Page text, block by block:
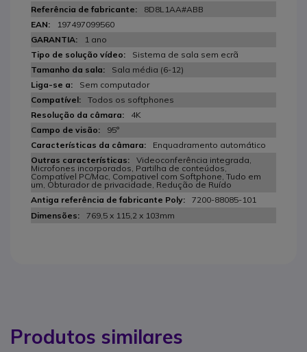
8D8L1AA#ABB
197497099560
1 ano
Sistema de sala sem ecrã
Sala média (6-12)
Sem computador
Todos os softphones
4K
95°
Enquadramento automático
Videoconferência integrada,
Microfones incorporados, Partilha de conteúdos,
Compatível PC/Mac, Compativel com Softphone, Tudo em
um, Obturador de privacidade, Redução de Ruído
7200-88085-101
769,5 x 115,2 x 103mm
Produtos similares